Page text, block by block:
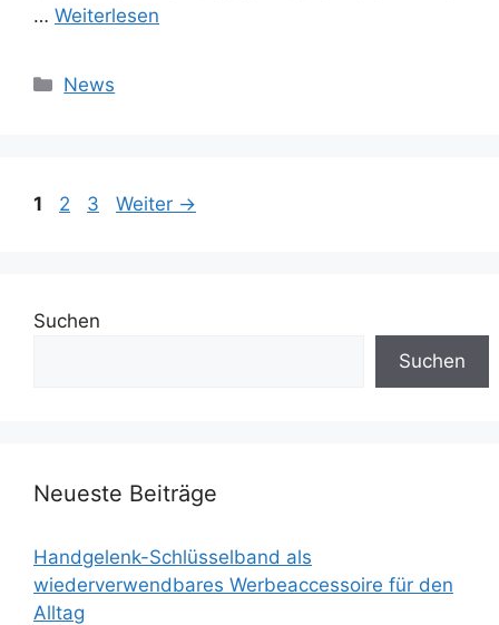
… Weiterlesen
Kategorien
News
Seite
1 Seite
2 Seite
3 Weiter →
Suchen
Suchen
Neueste Beiträge
Handgelenk-Schlüsselband als
wiederverwendbares Werbeaccessoire für den
Alltag